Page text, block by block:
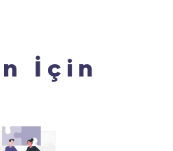
İçin